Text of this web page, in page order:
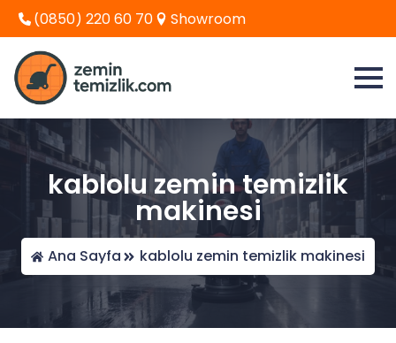
(0850) 220 60 70 Showroom
kablolu zemin temizlik
makinesi
Ana Sayfa kablolu zemin temizlik makinesi